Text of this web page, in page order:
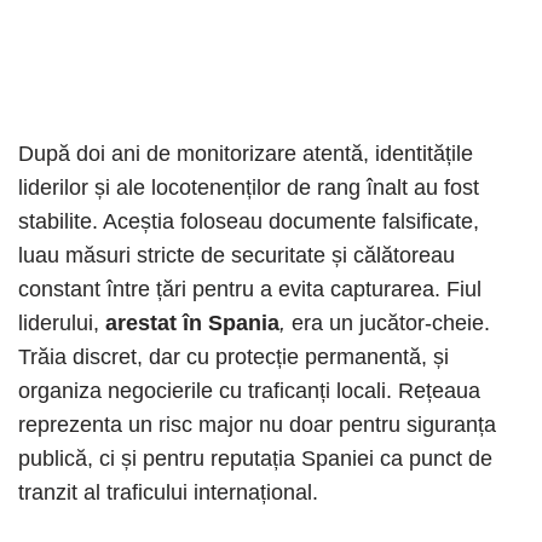
După doi ani de monitorizare atentă, identitățile
liderilor și ale locotenenților de rang înalt au fost
stabilite. Aceștia foloseau documente falsificate,
luau măsuri stricte de securitate și călătoreau
constant între țări pentru a evita capturarea. Fiul
liderului, arestat în Spania, era un jucător-cheie.
Trăia discret, dar cu protecție permanentă, și
organiza negocierile cu traficanți locali. Rețeaua
reprezenta un risc major nu doar pentru siguranța
publică, ci și pentru reputația Spaniei ca punct de
tranzit al traficului internațional.